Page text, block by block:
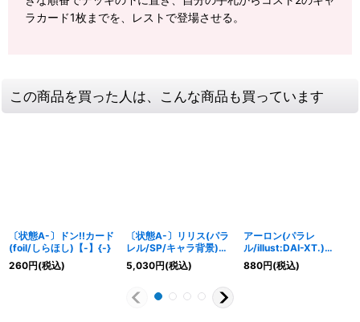
ラカード1枚までを、レストで登場させる。
この商品を買った人は、こんな商品も買っています
〔状態A-〕ドン!!カード
(foil/しらほし)【-】{-}
260円(税込)
〔状態A-〕リリス(パラ
レル/SP/キャラ背景)
【SP】{OP07-
111[OP13]}
5,030円(税込)
アーロン(パラレ
ル/illust:DAI-XT.)
【R/P】{OP11-023}
880円(税込)